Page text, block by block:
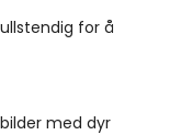
for å
med dyr